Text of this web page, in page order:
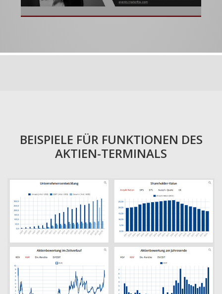
BEISPIELE FÜR FUNKTIONEN DES
AKTIEN-TERMINALS